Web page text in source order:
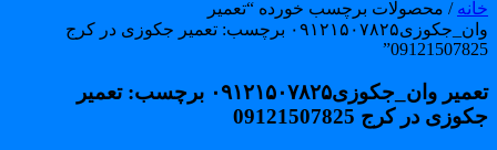
/ محصولات برچسب خورده “تعمیر
وان_جکوزی۰۹۱۲۱۵۰۷۸۲۵ برچسب: تعمیر جکوزی در کرج
تعمیر وان_جکوزی۰۹۱۲۱۵۰۷۸۲۵ برچسب: تعمیر
در کرج 09121507825